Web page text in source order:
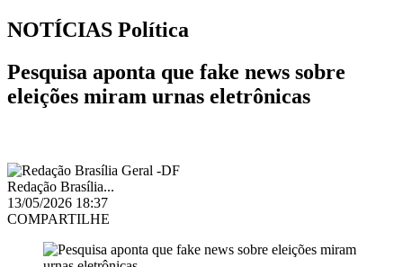
NOTÍCIAS Política
Pesquisa aponta que fake news sobre
eleições miram urnas eletrônicas
Redação Brasília...
13/05/2026 18:37
COMPARTILHE